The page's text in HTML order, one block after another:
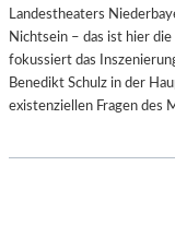
Landestheaters
Nichtsein – das ist hier
fokussiert das
Benedikt Schulz in der
existenziellen Fragen des